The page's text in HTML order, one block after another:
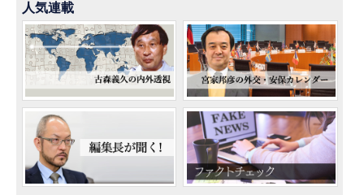
人気連載